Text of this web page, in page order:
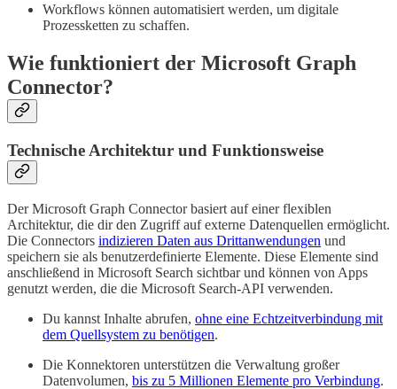
Workflows können automatisiert werden, um digitale
Prozessketten zu schaffen.
Wie funktioniert der Microsoft Graph
Connector?
Technische Architektur und Funktionsweise
Der Microsoft Graph Connector basiert auf einer flexiblen
Architektur, die dir den Zugriff auf externe Datenquellen ermöglicht.
Die Connectors indizieren Daten aus Drittanwendungen und
speichern sie als benutzerdefinierte Elemente. Diese Elemente sind
anschließend in Microsoft Search sichtbar und können von Apps
genutzt werden, die die Microsoft Search-API verwenden.
Du kannst Inhalte abrufen, ohne eine Echtzeitverbindung mit
dem Quellsystem zu benötigen.
Die Konnektoren unterstützen die Verwaltung großer
Datenvolumen, bis zu 5 Millionen Elemente pro Verbindung.